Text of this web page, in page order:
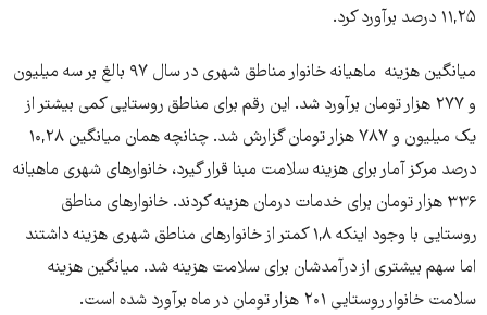
۱۱,۲۵ درصد برآورد کرد.
میانگین هزینه ماهیانه خانوار مناطق شهری در سال ۹۷ بالغ بر سه میلیون
و ۲۷۷ هزار تومان برآورد شد. این رقم برای مناطق روستایی کمی بیشتر از
یک میلیون و ۷۸۷ هزار تومان گزارش شد. چنانچه همان میانگین ۱۰,۲۸
درصد مرکز آمار برای هزینه سلامت مبنا قرار گیرد، خانوارهای شهری ماهیانه
۳۳۶ هزار تومان برای خدمات درمان هزینه کردند. خانوارهای مناطق
روستایی با وجود اینکه ۱,۸ کمتر از خانوارهای مناطق شهری هزینه داشتند
اما سهم بیشتری از درآمدشان برای سلامت هزینه شد. میانگین هزینه
سلامت خانوار روستایی ۲۰۱ هزار تومان در ماه برآورد شده است.